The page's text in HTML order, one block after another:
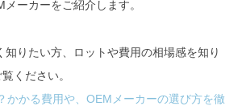
ーカーをご紹介します。
知りたい方、ロットや費用の相場感を知り
ください。
かかる費用や、OEMメーカーの選び方を徹